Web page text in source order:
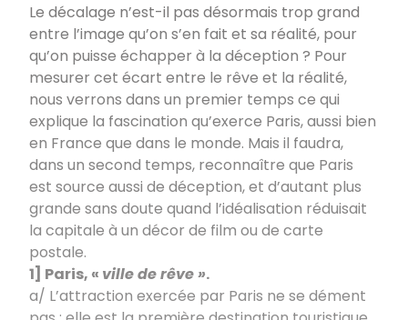
Le décalage n’est-il pas désormais trop grand
entre l’image qu’on s’en fait et sa réalité, pour
qu’on puisse échapper à la déception ? Pour
mesurer cet écart entre le rêve et la réalité,
nous verrons dans un premier temps ce qui
explique la fascination qu’exerce Paris, aussi bien
en France que dans le monde. Mais il faudra,
dans un second temps, reconnaître que Paris
est source aussi de déception, et d’autant plus
grande sans doute quand l’idéalisation réduisait
la capitale à un décor de film ou de carte
postale.
1] Paris, « ville de rêve».
a/ L’attraction exercée par Paris ne se dément